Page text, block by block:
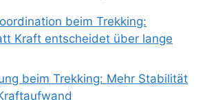
beim Trekking:
Kraft entscheidet über lange
beim Trekking: Mehr Stabilität